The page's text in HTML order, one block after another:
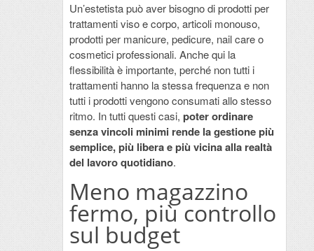
Un’estetista può aver bisogno di prodotti per
trattamenti viso e corpo, articoli monouso,
prodotti per manicure, pedicure, nail care o
cosmetici professionali. Anche qui la
flessibilità è importante, perché non tutti i
trattamenti hanno la stessa frequenza e non
tutti i prodotti vengono consumati allo stesso
ritmo. In tutti questi casi, poter ordinare
senza vincoli minimi rende la gestione più
semplice, più libera e più vicina alla realtà
del lavoro quotidiano.
Meno magazzino
fermo, più controllo
sul budget